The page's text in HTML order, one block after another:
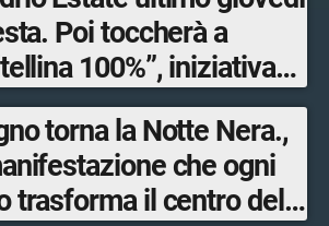
Poi toccherà a
100%”, iniziativa
e organizzata
di
Sondrio in
torna la Notte Nera.,
che ogni
trasforma il centro del